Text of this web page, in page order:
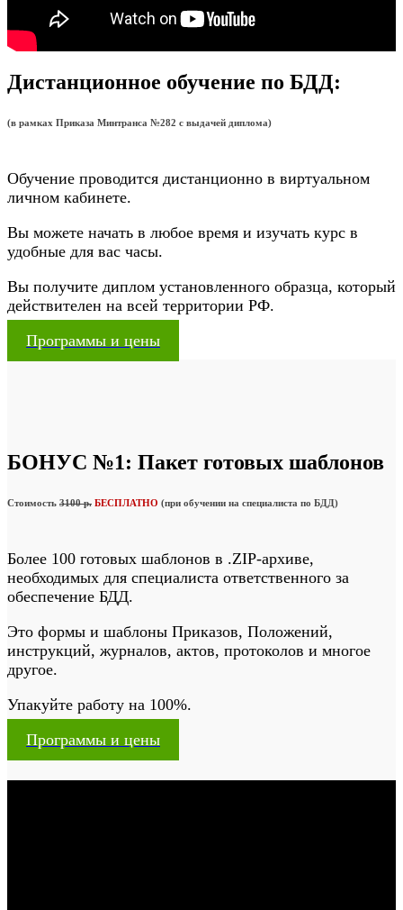
Дистанционное обучение по БДД:
(в рамках Приказа Минтранса №282 с выдачей диплома)
Обучение проводится дистанционно в виртуальном
личном кабинете.
Вы можете начать в любое время и изучать курс в
удобные для вас часы.
Вы получите диплом установленного образца, который
действителен на всей территории РФ.
Программы и цены
БОНУС №1: Пакет готовых шаблонов
Стоимость 3100 р. БЕСПЛАТНО (при обучении на специалиста по БДД)
Более 100 готовых шаблонов в .ZIP-архиве,
необходимых для специалиста ответственного за
обеспечение БДД.
Это формы и шаблоны Приказов, Положений,
инструкций, журналов, актов, протоколов и многое
другое.
Упакуйте работу на 100%.
Программы и цены